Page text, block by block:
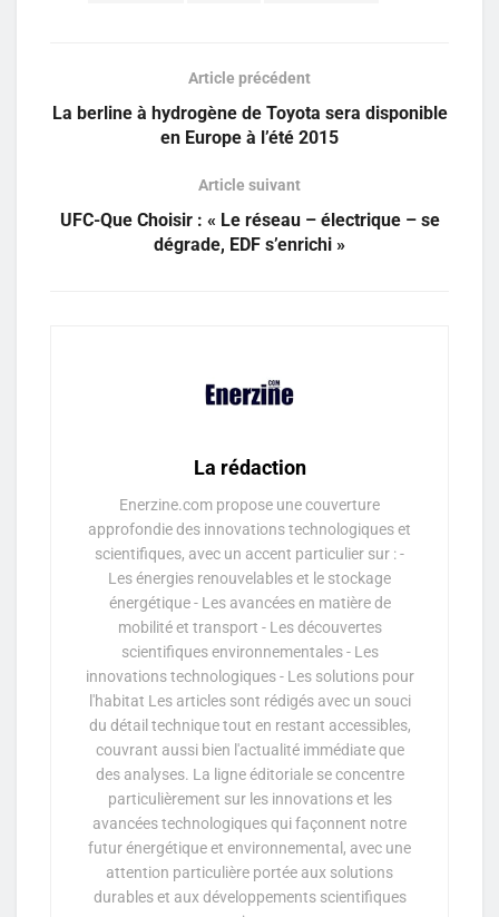
Article précédent
La berline à hydrogène de Toyota sera disponible
en Europe à l’été 2015
Article suivant
UFC-Que Choisir : « Le réseau – électrique – se
dégrade, EDF s’enrichi »
La rédaction
Enerzine.com propose une couverture
approfondie des innovations technologiques et
scientifiques, avec un accent particulier sur : -
Les énergies renouvelables et le stockage
énergétique - Les avancées en matière de
mobilité et transport - Les découvertes
scientifiques environnementales - Les
innovations technologiques - Les solutions pour
l'habitat Les articles sont rédigés avec un souci
du détail technique tout en restant accessibles,
couvrant aussi bien l'actualité immédiate que
des analyses. La ligne éditoriale se concentre
particulièrement sur les innovations et les
avancées technologiques qui façonnent notre
futur énergétique et environnemental, avec une
attention particulière portée aux solutions
durables et aux développements scientifiques